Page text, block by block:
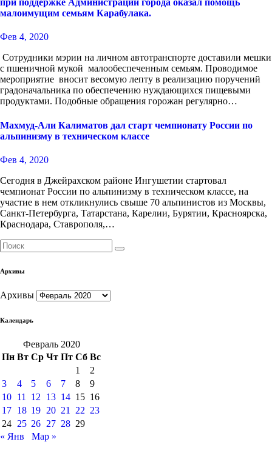
при поддержке Администрации города оказал помощь
малоимущим семьям Карабулака.
Фев 4, 2020
Сотрудники мэрии на личном автотранспорте доставили мешки
с пшеничной мукой малообеспеченным семьям. Проводимое
мероприятие вносит весомую лепту в реализацию поручений
градоначальника по обеспечению нуждающихся пищевыми
продуктами. Подобные обращения горожан регулярно…
Махмуд-Али Калиматов дал старт чемпионату России по
альпинизму в техническом классе
Фев 4, 2020
Сегодня в Джейрахском районе Ингушетии стартовал
чемпионат России по альпинизму в техническом классе, на
участие в нем откликнулись свыше 70 альпинистов из Москвы,
Санкт-Петербурга, Татарстана, Карелии, Бурятии, Красноярска,
Краснодара, Ставрополя,…
Архивы
Архивы
Календарь
Февраль 2020
Пн Вт Ср Чт Пт Сб Вс
1
2
3
4 5 6 7 8
9
10 11 12 13 14 15 16
17 18 19 20 21 22 23
24 25 26 27 28 29
« Янв
Мар »